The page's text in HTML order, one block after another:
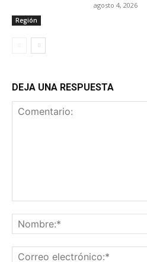
Región
agosto 4, 2026
DEJA UNA RESPUESTA